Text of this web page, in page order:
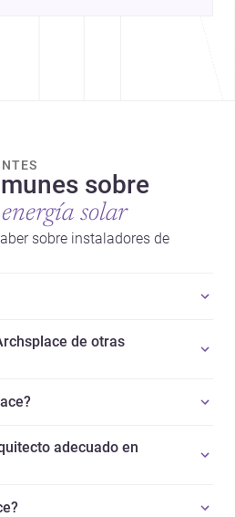
sobre
solar
sobre instaladores de
de otras
adecuado en